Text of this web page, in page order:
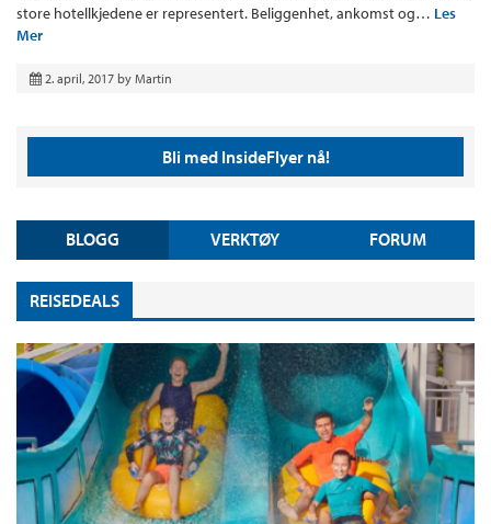
store hotellkjedene er representert. Beliggenhet, ankomst og… Les
Mer
2. april, 2017 by Martin
Bli med InsideFlyer nå!
BLOGG VERKTØY FORUM
REISEDEALS